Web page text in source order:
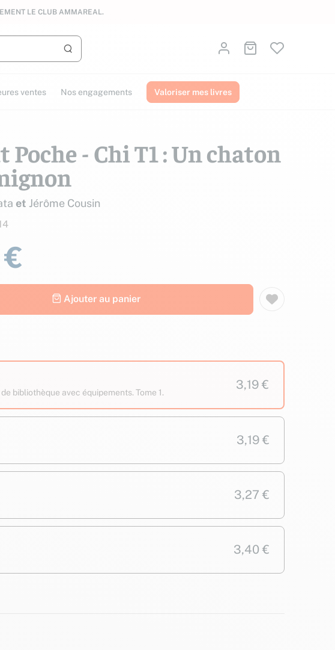
LE CLUB AMMAREAL.
Lancer la recherche
Identifiez-vousAller au panier
ventes Nos engagements Valoriser mes livres
Poche - Chi T1 : Un chaton
et Jérôme Cousin
Ajouter au panier
bibliothèque avec équipements. Tome 1.
3,19 €
3,19 €
3,27 €
3,40 €